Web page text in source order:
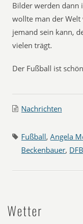
Bilder werden dann
wollte man der
jemand sein kann,
vielen trägt.
Der Fußball ist
Nachrichten
Fußball,Angela
Beckenbauer, DFB
Wetter